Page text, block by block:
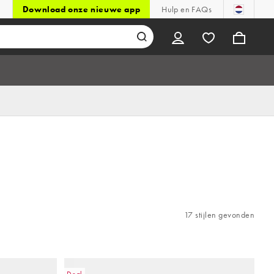
Download onze nieuwe app Hulp en FAQs
17 stijlen gevonden